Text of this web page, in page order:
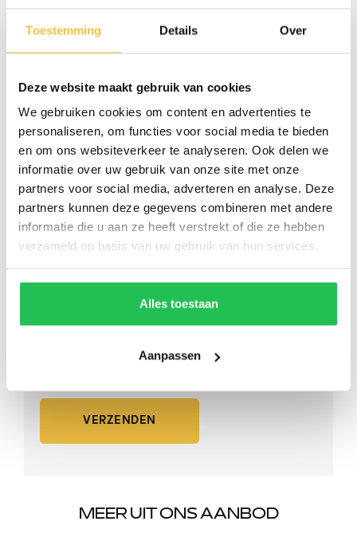
Toestemming Details Over
Deze website maakt gebruik van cookies
We gebruiken cookies om content en advertenties te
personaliseren, om functies voor social media te bieden
en om ons websiteverkeer te analyseren. Ook delen we
informatie over uw gebruik van onze site met onze
partners voor social media, adverteren en analyse. Deze
partners kunnen deze gegevens combineren met andere
informatie die u aan ze heeft verstrekt of die ze hebben
verzameld op basis van uw gebruik van hun services.
Alles toestaan
Aanpassen
VERZENDEN
MEER UIT ONS AANBOD